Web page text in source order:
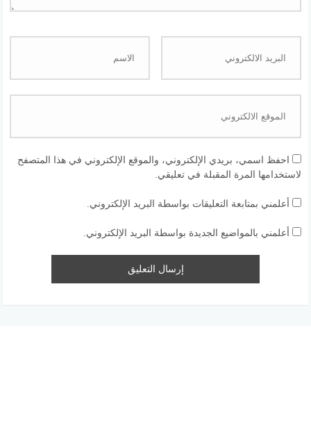
احفظ اسمي، بريدي الإلكتروني، والموقع الإلكتروني في هذا المتصفح
لاستخدامها المرة المقبلة في تعليقي.
أعلمني بمتابعة التعليقات بواسطة البريد الإلكتروني.
أعلمني بالمواضيع الجديدة بواسطة البريد الإلكتروني.